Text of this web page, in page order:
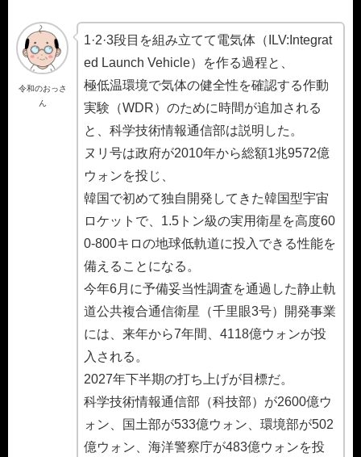
令和のおっさ
ん
1·2·3段目を組み立てて電気体（ILV:Integrat
ed Launch Vehicle）を作る過程と、
極低温環境で気体の健全性を確認する作動
実験（WDR）のために時間が追加される
と、科学技術情報通信部は説明した。
ヌリ号は政府が2010年から総額1兆9572億
ウォンを投じ、
韓国で初めて独自開発してきた韓国型宇宙
ロケットで、1.5トン級の実用衛星を高度60
0-800キロの地球低軌道に投入できる性能を
備えることになる。
今年6月に予備妥当性調査を通過した静止軌
道公共複合通信衛星（千里眼3号）開発事業
には、来年から7年間、4118億ウォンが投
入される。
2027年下半期の打ち上げが目標だ。
科学技術情報通信部（科技部）が2600億ウ
ォン、国土部が533億ウォン、環境部が502
億ウォン、海洋警察庁が483億ウォンを投